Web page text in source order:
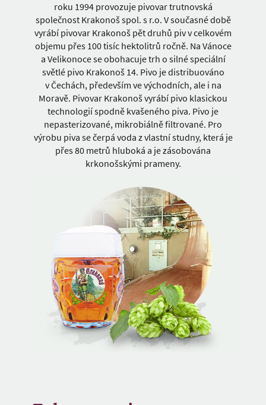
roku 1994 provozuje pivovar trutnovská
společnost Krakonoš spol. s r.o. V současné době
vyrábí pivovar Krakonoš pět druhů piv v celkovém
objemu přes 100 tisíc hektolitrů ročně. Na Vánoce
a Velikonoce se obohacuje trh o silné speciální
světlé pivo Krakonoš 14. Pivo je distribuováno
v Čechách, především ve východních, ale i na
Moravě. Pivovar Krakonoš vyrábí pivo klasickou
technologií spodně kvašeného piva. Pivo je
nepasterizované, mikrobiálně filtrované. Pro
výrobu piva se čerpá voda z vlastní studny, která je
přes 80 metrů hluboká a je zásobována
krkonošskými prameny.